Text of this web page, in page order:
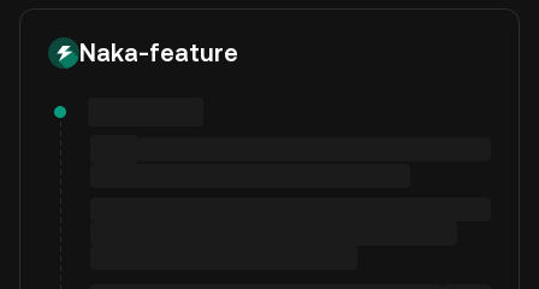
Naka-feature